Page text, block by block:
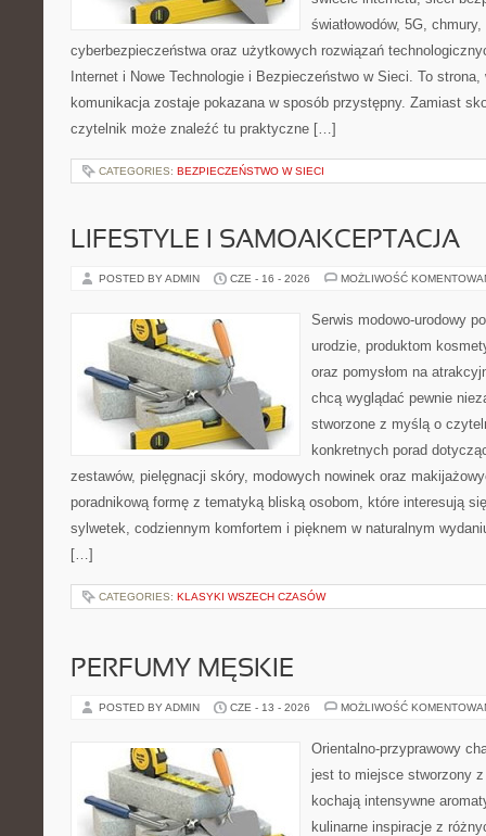
światłowodów, 5G,
cyberbezpieczeństwa oraz użytkowych rozwiązań
Internet i Nowe Technologie i Bezpieczeństwo w Sieci. To
komunikacja zostaje pokazana w sposób przystępny. Zamiast
czytelnik może znaleźć tu praktyczne […]
CATEGORIES: BEZPIECZEŃSTWO W SIECI
LIFESTYLE I SAMOAKCEPTACJA
POSTED BY ADMIN CZE - 16 - 2026 MOŻLIWOŚĆ
Serwis modowo-urodowy
urodzie, produktom
oraz pomysłom na
chcą wyglądać pewnie
stworzone z myślą o
konkretnych porad
zestawów, pielęgnacji skóry, modowych nowinek oraz
poradnikową formę z tematyką bliską osobom, które interesują
sylwetek, codziennym komfortem i pięknem w naturalnym
[…]
CATEGORIES: KLASYKI WSZECH CZASÓW
PERFUMY MĘSKIE
POSTED BY ADMIN CZE - 13 - 2026 MOŻLIWOŚĆ
Orientalno-przyprawowy
jest to miejsce stworzony
kochają intensywne
kulinarne inspiracje z